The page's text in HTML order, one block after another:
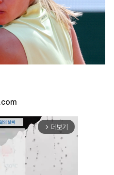
arrow_forward_ios 더보기